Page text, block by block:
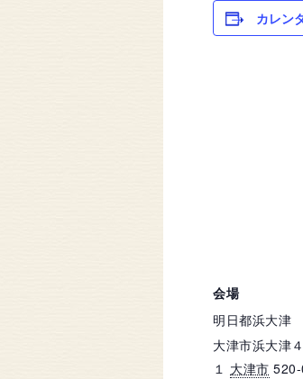
カレン
会場
明日都浜大津
大津市浜大津
１ 大津市